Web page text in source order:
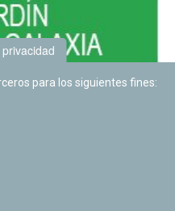
para los siguientes fines: